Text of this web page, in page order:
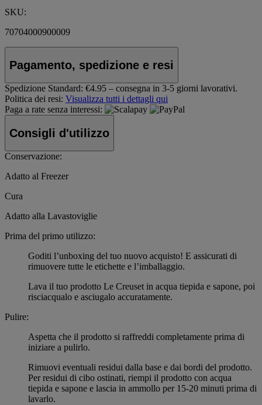
SKU:
70704000900009
Pagamento, spedizione e resi
Spedizione Standard: €4.95 – consegna in 3-5 giorni lavorativi.
Politica dei resi: Visualizza tutti i dettagli qui
Paga a rate senza interessi:
Consigli d'utilizzo
Conservazione:
Adatto al Freezer
Cura
Adatto alla Lavastoviglie
Prima del primo utilizzo:
Goditi l’unboxing del tuo nuovo acquisto! E assicurati di
rimuovere tutte le etichette e l’imballaggio.
Lava il tuo prodotto Le Creuset in acqua tiepida e sapone, poi
risciacqualo e asciugalo accuratamente.
Pulire:
Aspetta che il prodotto si raffreddi completamente prima di
iniziare a pulirlo.
Rimuovi eventuali residui dalla base e dai bordi del prodotto.
Per residui di cibo ostinati, riempi il prodotto con acqua
tiepida e sapone e lascia in ammollo per 15-20 minuti prima di
lavarlo.